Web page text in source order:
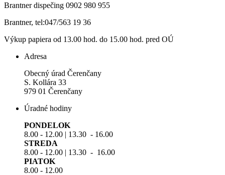
Brantner dispečing 0902 980 955
Brantner, tel:047/563 19 36
Výkup papiera od 13.00 hod. do 15.00 hod. pred OÚ
Adresa
Obecný úrad Čerenčany
S. Kollára 33
979 01 Čerenčany
Úradné hodiny
PONDELOK
8.00 - 12.00 | 13.30 - 16.00
STREDA
8.00 - 12.00 | 13.30 - 16.00
PIATOK
8.00 - 12.00